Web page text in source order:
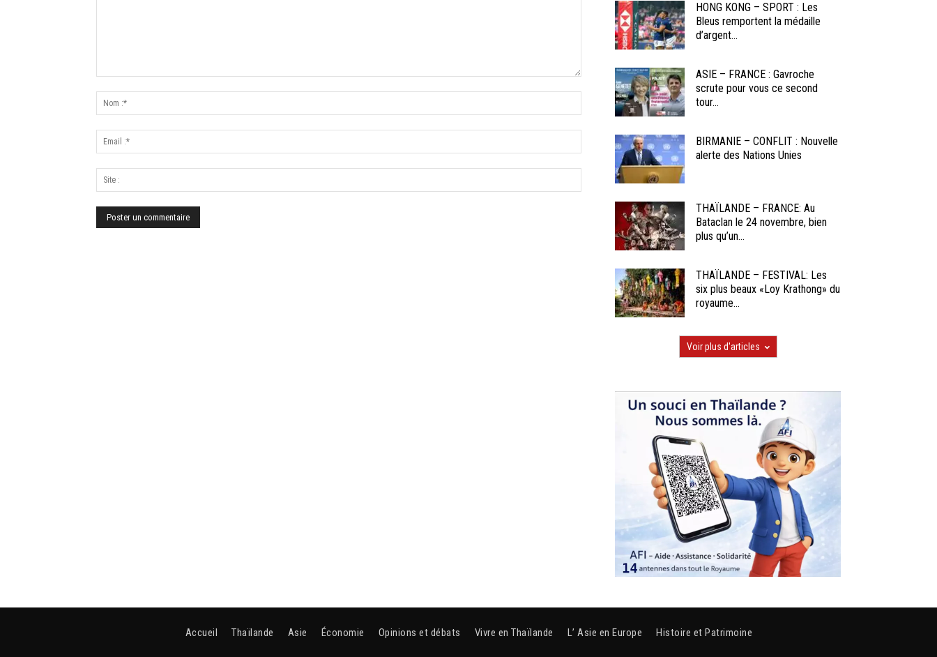
HONG KONG – SPORT : Les
Bleus remportent la médaille
d’argent...
ASIE – FRANCE : Gavroche
scrute pour vous ce second
tour...
BIRMANIE – CONFLIT : Nouvelle
alerte des Nations Unies
THAÏLANDE – FRANCE: Au
Bataclan le 24 novembre, bien
plus qu’un...
THAÏLANDE – FESTIVAL: Les
six plus beaux «Loy Krathong» du
royaume...
Voir plus d'articles
Accueil Thaïlande Asie Économie Opinions et débats Vivre en Thaïlande L’ Asie en Europe Histoire et Patrimoine